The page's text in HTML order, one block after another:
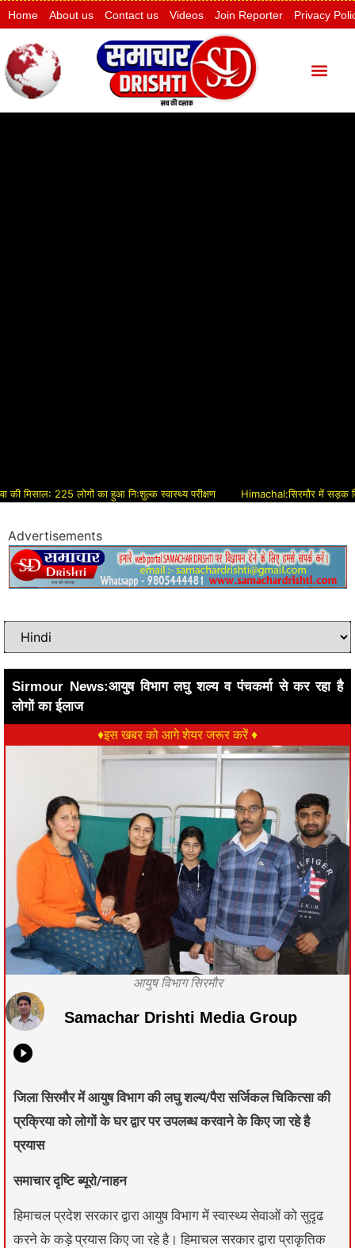
Home About us Contact us Videos Join Reporter Privacy
225 लोगों का हुआ निःशुल्क स्वास्थ्य परीक्षण Himachal:सिरमौर में सड़क विकास
Advertisements
Sirmour News:आयुष विभाग लघु शल्य व पंचकर्मा से कर रहा है
लोगों का ईलाज
♦इस खबर को आगे शेयर जरूर करें ♦
आयुष विभाग सिरमौर
Samachar Drishti Media Group
जिला सिरमौर में आयुष विभाग की लघु शल्य/पैरा सर्जिकल चिकित्सा की
प्रक्रिया को लोगों के घर द्वार पर उपलब्ध करवाने के किए जा रहे है
प्रयास
समाचार दृष्टि ब्यूरो/नाहन
हिमाचल प्रदेश सरकार द्वारा आयुष विभाग में स्वास्थ्य सेवाओं को सुदृढ
करने के कड़े प्रयास किए जा रहे है। हिमाचल सरकार द्वारा प्राकृतिक